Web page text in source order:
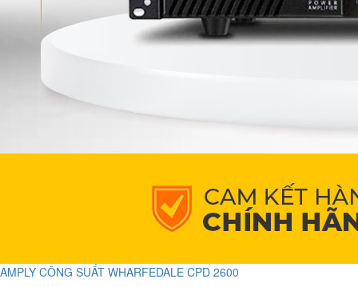
AMPLY CÔNG SUẤT WHARFEDALE CPD 2600